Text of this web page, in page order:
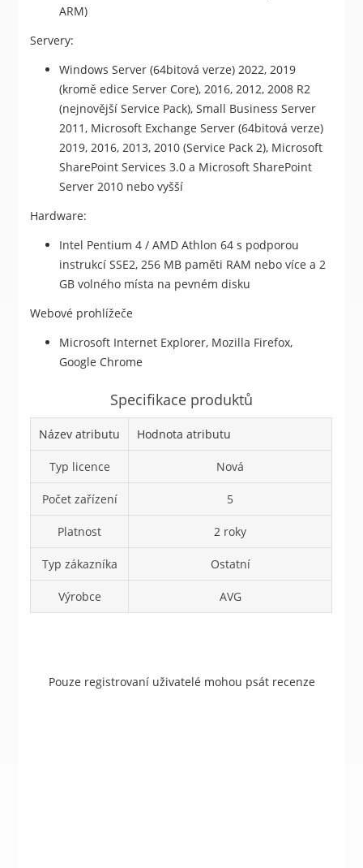
ARM)
Servery:
Windows Server (64bitová verze) 2022, 2019
(kromě edice Server Core), 2016, 2012, 2008 R2
(nejnovější Service Pack), Small Business Server
2011, Microsoft Exchange Server (64bitová verze)
2019, 2016, 2013, 2010 (Service Pack 2), Microsoft
SharePoint Services 3.0 a Microsoft SharePoint
Server 2010 nebo vyšší
Hardware:
Intel Pentium 4 / AMD Athlon 64 s podporou
instrukcí SSE2, 256 MB paměti RAM nebo více a 2
GB volného místa na pevném disku
Webové prohlížeče
Microsoft Internet Explorer, Mozilla Firefox,
Google Chrome
Specifikace produktů
Název atributu Hodnota atributu
Typ licence Nová
Počet zařízení 5
Platnost 2 roky
Typ zákazníka Ostatní
Výrobce AVG
Pouze registrovaní uživatelé mohou psát recenze